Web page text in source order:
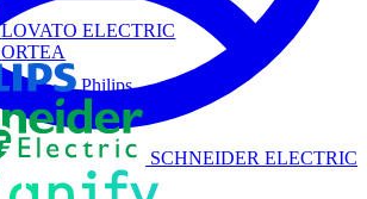
LOVATO ELECTRIC
ORTEA
Philips
SCHNEIDER ELECTRIC